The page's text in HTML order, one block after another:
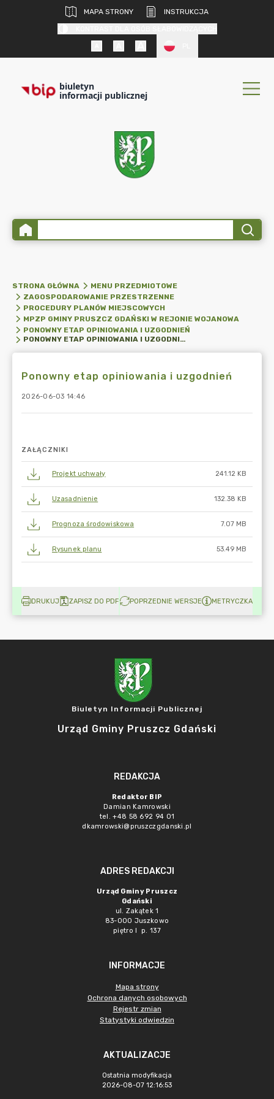
MAPA STRONY
INSTRUKCJA
biuletyn
informacji publicznej
STRONA GŁÓWNA
MENU PRZEDMIOTOWE
ZAGOSPODAROWANIE PRZESTRZENNE
PROCEDURY PLANÓW MIEJSCOWYCH
MPZP GMINY PRUSZCZ GDAŃSKI W REJONIE WOJANOWA
PONOWNY ETAP OPINIOWANIA I UZGODNIEŃ
PONOWNY ETAP OPINIOWANIA I UZGODNIEŃ
Ponowny etap opiniowania i uzgodnień
2026-06-03 14:46
ZAŁĄCZNIKI
Projekt uchwały 241.12 KB
Uzasadnienie 132.38 KB
Prognoza środowiskowa 7.07 MB
Rysunek planu 53.49 MB
DRUKUJ ZAPISZ DO PDF POPRZEDNIE WERSJE METRYCZKA
Biuletyn Informacji Publicznej
Urząd Gminy Pruszcz Gdański
REDAKCJA
Redaktor BIP
Damian Kamrowski
tel. +48 58 692 94 01
dkamrowski@pruszczgdanski.pl
ADRES REDAKCJI
Urząd Gminy Pruszcz
Gdański
ul. Zakątek 1
83-000 Juszkowo
piętro I p. 137
INFORMACJE
Mapa strony
Ochrona danych osobowych
Rejestr zmian
Statystyki odwiedzin
AKTUALIZACJE
Ostatnia modyfikacja
2026-08-07 12:16:53